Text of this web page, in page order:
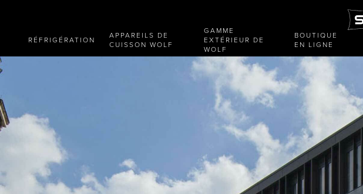
RÉFRIGÉRATION
APPAREILS DE
CUISSON WOLF
GAMME
EXTÉRIEUR DE
WOLF
BOUTIQUE
EN LIGNE